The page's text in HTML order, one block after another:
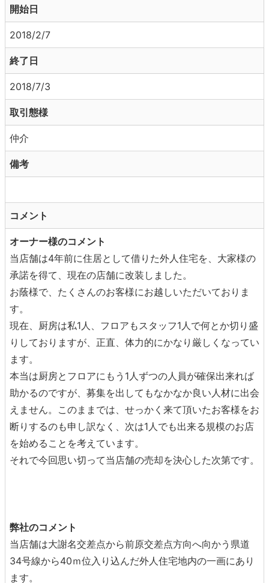
開始日
2018/2/7
終了日
2018/7/3
取引態様
仲介
備考
コメント
オーナー様のコメント
当店舗は4年前に住居として借りた外人住宅を、大家様の
承諾を得て、現在の店舗に改装しました。
お蔭様で、たくさんのお客様にお越しいただいておりま
す。
現在、厨房は私1人、フロアもスタッフ1人で何とか切り盛
りしておりますが、正直、体力的にかなり厳しくなってい
ます。
本当は厨房とフロアにもう1人ずつの人員が確保出来れば
助かるのですが、募集を出してもなかなか良い人材に出会
えません。このままでは、せっかく来て頂いたお客様をお
断りするのも申し訳なく、次は1人でも出来る規模のお店
を始めることを考えています。
それで今回思い切って当店舗の売却を決心した次第です。
弊社のコメント
当店舗は大謝名交差点から前原交差点方向へ向かう県道
34号線から40ｍ位入り込んだ外人住宅地内の一画にあり
ます。